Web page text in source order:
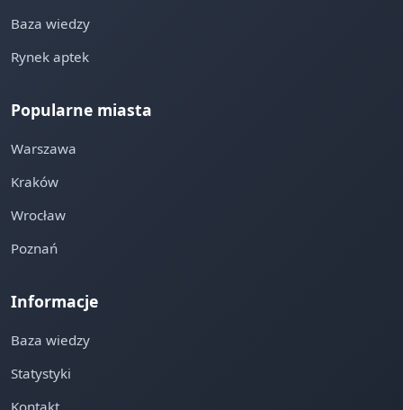
Baza wiedzy
Rynek aptek
Popularne miasta
Warszawa
Kraków
Wrocław
Poznań
Informacje
Baza wiedzy
Statystyki
Kontakt